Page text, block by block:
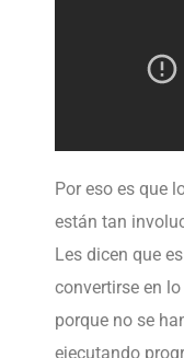
Por eso es que
están tan
Les dicen que
convertirse en
porque no se
ejecutando